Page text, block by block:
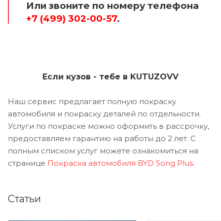
Или звоните по номеру телефона
+7 (499) 302-00-57.
Если кузов - тебе в KUTUZOVV
Наш сервис предлагает полную покраску
автомобиля и покраску деталей по отдельности.
Услуги по покраске можно оформить в рассрочку,
предоставляем гарантию на работы до 2 лет. С
полным списком услуг можете ознакомиться на
странице Покраска автомобиля BYD Song Plus.
Статьи